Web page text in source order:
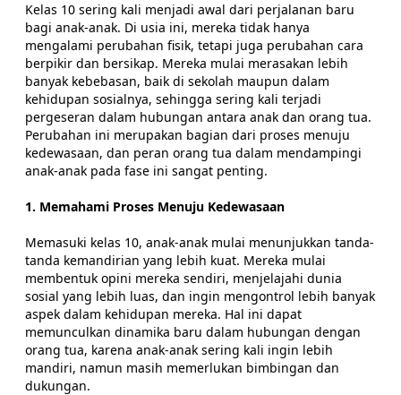
Kelas 10 sering kali menjadi awal dari perjalanan baru
bagi anak-anak. Di usia ini, mereka tidak hanya
mengalami perubahan fisik, tetapi juga perubahan cara
berpikir dan bersikap. Mereka mulai merasakan lebih
banyak kebebasan, baik di sekolah maupun dalam
kehidupan sosialnya, sehingga sering kali terjadi
pergeseran dalam hubungan antara anak dan orang tua.
Perubahan ini merupakan bagian dari proses menuju
kedewasaan, dan peran orang tua dalam mendampingi
anak-anak pada fase ini sangat penting.
1. Memahami Proses Menuju Kedewasaan
Memasuki kelas 10, anak-anak mulai menunjukkan tanda-
tanda kemandirian yang lebih kuat. Mereka mulai
membentuk opini mereka sendiri, menjelajahi dunia
sosial yang lebih luas, dan ingin mengontrol lebih banyak
aspek dalam kehidupan mereka. Hal ini dapat
memunculkan dinamika baru dalam hubungan dengan
orang tua, karena anak-anak sering kali ingin lebih
mandiri, namun masih memerlukan bimbingan dan
dukungan.